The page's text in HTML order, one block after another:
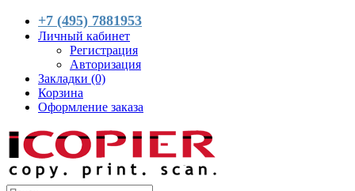
+7 (495) 7881953
Личный кабинет
Регистрация
Авторизация
Закладки (0)
Корзина
Оформление заказа